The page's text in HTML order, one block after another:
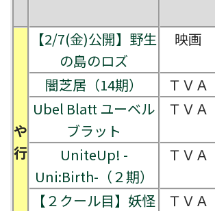
や
行
【2/7(金)公開】野生
の島のロズ
映画
闇芝居（14期） ＴＶＡ
Ubel Blatt ユーベル
ブラット
ＴＶＡ
UniteUp! -
Uni:Birth-（２期）
ＴＶＡ
【２クール目】妖怪
ＴＶＡ